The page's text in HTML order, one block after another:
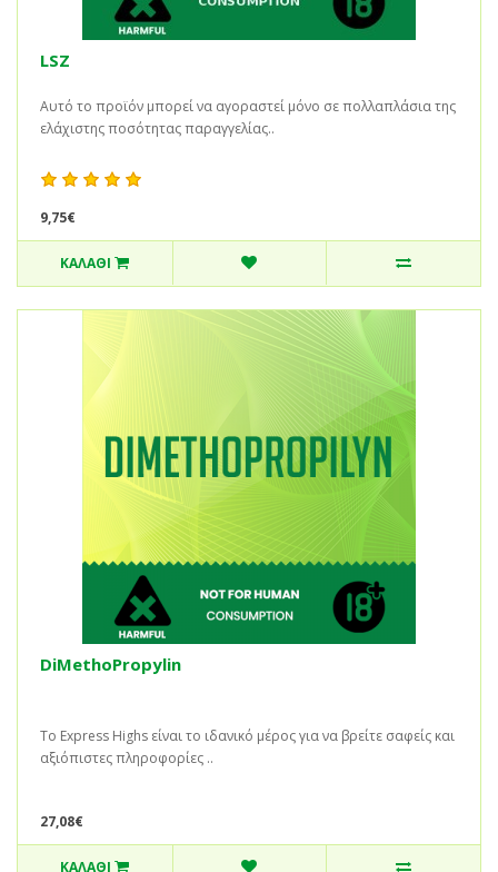
LSZ
Αυτό το προϊόν μπορεί να αγοραστεί μόνο σε πολλαπλάσια της
ελάχιστης ποσότητας παραγγελίας..
9,75€
ΚΑΛΆΘΙ
DiMethoPropylin
Το Express Highs είναι το ιδανικό μέρος για να βρείτε σαφείς και
αξιόπιστες πληροφορίες ..
27,08€
ΚΑΛΆΘΙ